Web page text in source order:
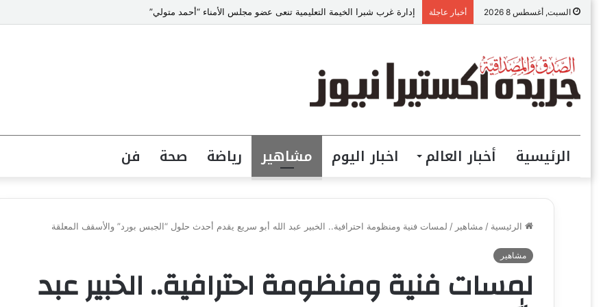
السبت, أغسطس 8 2026 أخبار عاجلة إيناس سليمان : مسؤولة العلاقات الدولية بالرياض بمنظمة الأمم المتحدة للتدريب والاعلام ال UN MTC
الرئيسية أخبار العالم اخبار اليوم مشاهير رياضة صحة فن
الرئيسية / مشاهير / لمسات فنية ومنظومة احترافية.. الخبير عبد الله أبو سريع يقدم أحدث حلول “الجبس بورد” والأسقف المعلقة
مشاهير
لمسات فنية ومنظومة احترافية.. الخبير عبد